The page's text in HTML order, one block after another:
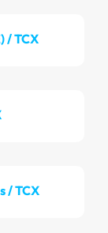
/ TCX
/ TCX